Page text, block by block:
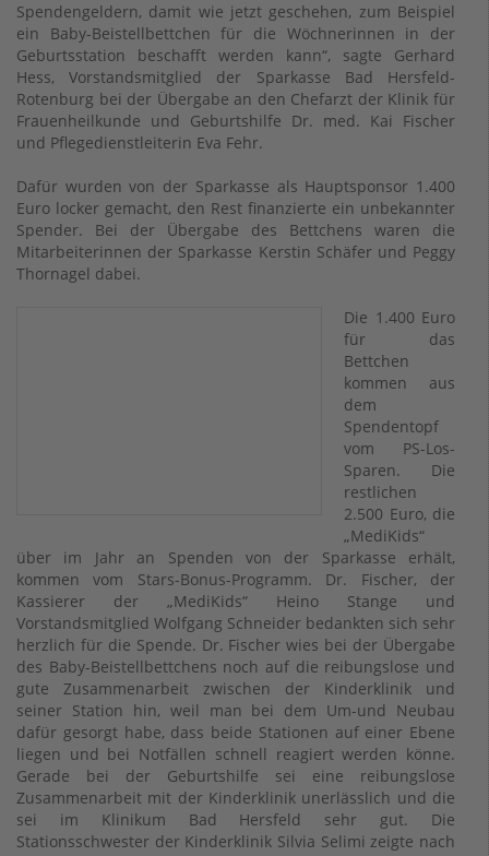
Spendengeldern, damit wie jetzt geschehen, zum Beispiel
ein Baby-Beistellbettchen für die Wöchnerinnen in der
Geburtsstation beschafft werden kann“, sagte Gerhard
Hess, Vorstandsmitglied der Sparkasse Bad Hersfeld-
Rotenburg bei der Übergabe an den Chefarzt der Klinik für
Frauenheilkunde und Geburtshilfe Dr. med. Kai Fischer
und Pflegedienstleiterin Eva Fehr.
Dafür wurden von der Sparkasse als Hauptsponsor 1.400
Euro locker gemacht, den Rest finanzierte ein unbekannter
Spender. Bei der Übergabe des Bettchens waren die
Mitarbeiterinnen der Sparkasse Kerstin Schäfer und Peggy
Thornagel dabei.
Die 1.400 Euro
für das
Bettchen
kommen aus
dem
Spendentopf
vom PS-Los-
Sparen. Die
restlichen
2.500 Euro, die
„MediKids“
über im Jahr an Spenden von der Sparkasse erhält,
kommen vom Stars-Bonus-Programm. Dr. Fischer, der
Kassierer der „MediKids“ Heino Stange und
Vorstandsmitglied Wolfgang Schneider bedankten sich sehr
herzlich für die Spende. Dr. Fischer wies bei der Übergabe
des Baby-Beistellbettchens noch auf die reibungslose und
gute Zusammenarbeit zwischen der Kinderklinik und
seiner Station hin, weil man bei dem Um-und Neubau
dafür gesorgt habe, dass beide Stationen auf einer Ebene
liegen und bei Notfällen schnell reagiert werden könne.
Gerade bei der Geburtshilfe sei eine reibungslose
Zusammenarbeit mit der Kinderklinik unerlässlich und die
sei im Klinikum Bad Hersfeld sehr gut. Die
Stationsschwester der Kinderklinik Silvia Selimi zeigte nach